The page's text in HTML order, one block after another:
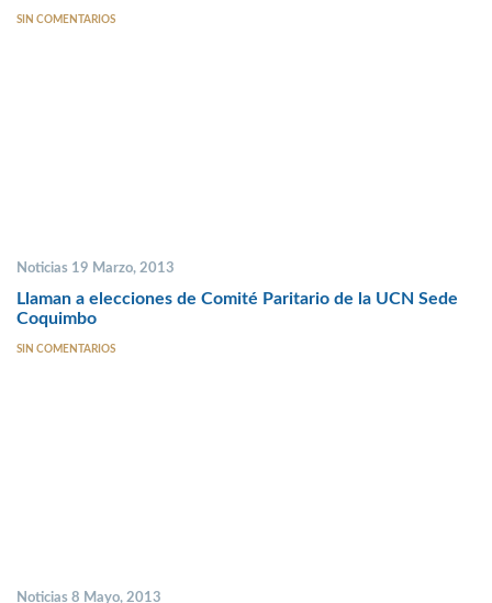
SIN COMENTARIOS
Noticias 19 Marzo, 2013
Llaman a elecciones de Comité Paritario de la UCN Sede
Coquimbo
SIN COMENTARIOS
Noticias 8 Mayo, 2013